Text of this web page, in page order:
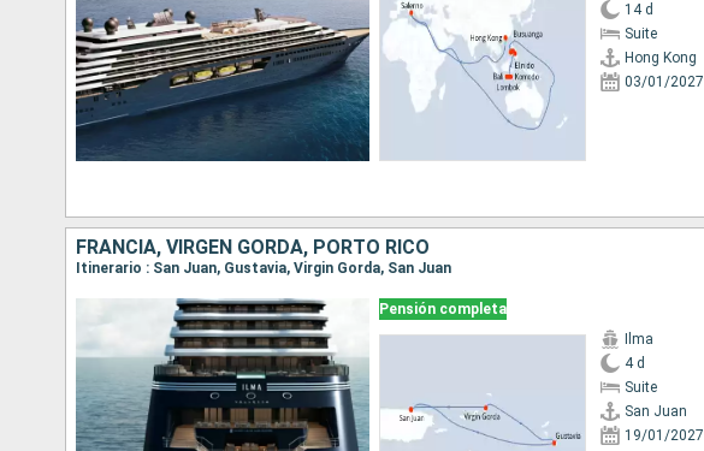
14 d
Suite
Hong Kong
03/01/2027
FRANCIA, VIRGEN GORDA, PORTO RICO
Itinerario : San Juan, Gustavia, Virgin Gorda, San Juan
Pensión completa
Ilma
4 d
Suite
San Juan
19/01/2027